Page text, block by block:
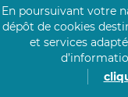
Protection des
En poursuivant votre
dépôt de cookies
et services